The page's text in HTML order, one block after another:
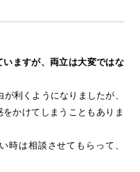
ますが、両立は大変ではな
利くようになりましたが、
かけてしまうこともありま
時は相談させてもらって、